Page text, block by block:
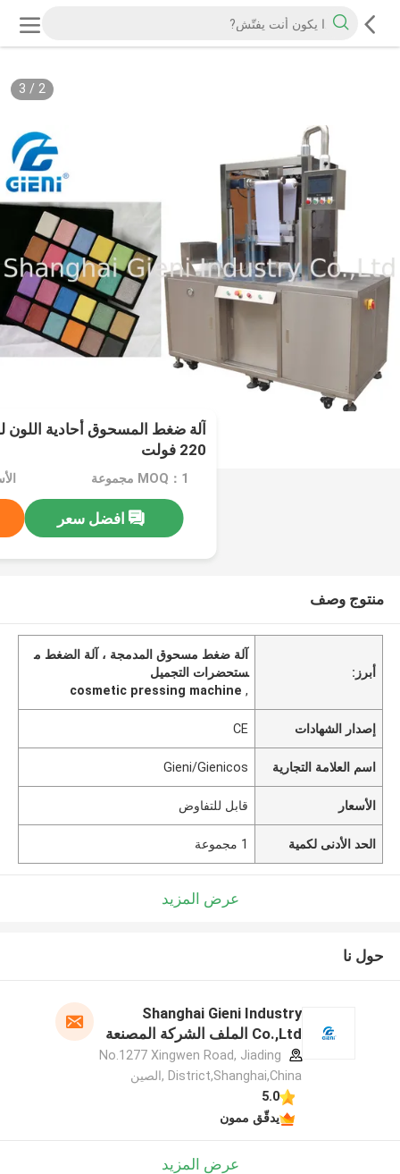
2
/
3
آلة ضغط المسحوق أحادية اللون
220 فولت
MOQ：1 مجموعة
افضل سعر
منتوج وصف
أبرز:
آلة ضغط مسحوق المدمجة ، آلة الضغط م
ستحضرات التجميل
,
cosmetic pressing machine
إصدار الشهادات CE
اسم العلامة التجارية Gieni/Gienicos
الأسعار قابل للتفاوض
الحد الأدنى لكمية 1 مجموعة
عرض المزيد
حول نا
Shanghai Gieni Industry
Co.,Ltd الملف الشركة المصنعة
No.1277 Xingwen Road, Jiading
District,Shanghai,China ,الصين
5.0
يدقّق ممون
عرض المزيد